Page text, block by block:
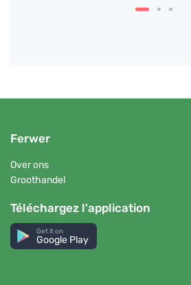
Ferwer
Over ons
Groothandel
Téléchargez l'application
Get it on
Google Play